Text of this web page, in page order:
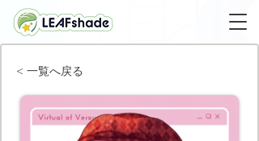
< 一覧へ戻る